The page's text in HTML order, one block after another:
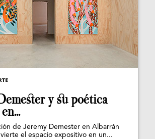
y su poética
de Jeremy Demester en Albarrán
el espacio expositivo en un...